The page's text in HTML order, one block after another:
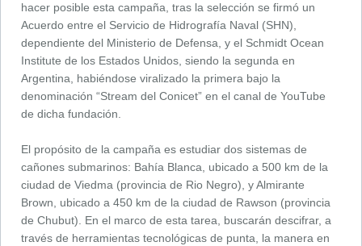
hacer posible esta campaña, tras la selección se firmó un
Acuerdo entre el Servicio de Hidrografía Naval (SHN),
dependiente del Ministerio de Defensa, y el Schmidt Ocean
Institute de los Estados Unidos, siendo la segunda en
Argentina, habiéndose viralizado la primera bajo la
denominación “Stream del Conicet” en el canal de YouTube
de dicha fundación.
El propósito de la campaña es estudiar dos sistemas de
cañones submarinos: Bahía Blanca, ubicado a 500 km de la
ciudad de Viedma (provincia de Rio Negro), y Almirante
Brown, ubicado a 450 km de la ciudad de Rawson (provincia
de Chubut). En el marco de esta tarea, buscarán descifrar, a
través de herramientas tecnológicas de punta, la manera en